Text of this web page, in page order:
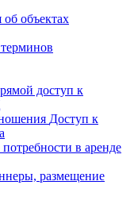
объектах
доступ к
Доступ к
в аренде
размещение